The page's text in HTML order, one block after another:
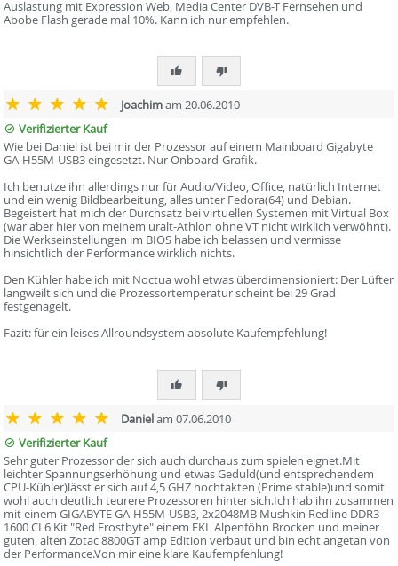
Auslastung mit Expression Web, Media Center DVB-T Fernsehen und
Abobe Flash gerade mal 10%. Kann ich nur empfehlen.
Joachimam 20.06.2010
Verifizierter Kauf
Wie bei Daniel ist bei mir der Prozessor auf einem Mainboard Gigabyte
GA-H55M-USB3 eingesetzt. Nur Onboard-Grafik.
Ich benutze ihn allerdings nur für Audio/Video, Office, natürlich Internet
und ein wenig Bildbearbeitung, alles unter Fedora(64) und Debian.
Begeistert hat mich der Durchsatz bei virtuellen Systemen mit Virtual Box
(war aber hier von meinem uralt-Athlon ohne VT nicht wirklich verwöhnt).
Die Werkseinstellungen im BIOS habe ich belassen und vermisse
hinsichtlich der Performance wirklich nichts.
Den Kühler habe ich mit Noctua wohl etwas überdimensioniert: Der Lüfter
langweilt sich und die Prozessortemperatur scheint bei 29 Grad
festgenagelt.
Fazit: für ein leises Allroundsystem absolute Kaufempfehlung!
Danielam 07.06.2010
Verifizierter Kauf
Sehr guter Prozessor der sich auch durchaus zum spielen eignet.Mit
leichter Spannungserhöhung und etwas Geduld(und entsprechendem
CPU-Kühler)lässt er sich auf 4,5 GHZ hochtakten (Prime stable)und somit
wohl auch deutlich teurere Prozessoren hinter sich.Ich hab ihn zusammen
mit einem GIGABYTE GA-H55M-USB3, 2x2048MB Mushkin Redline DDR3-
1600 CL6 Kit "Red Frostbyte" einem EKL Alpenföhn Brocken und meiner
guten, alten Zotac 8800GT amp Edition verbaut und bin echt angetan von
der Performance.Von mir eine klare Kaufempfehlung!